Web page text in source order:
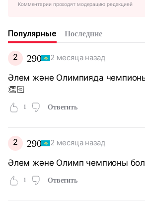
Комментарии проходят модерацию редакцией
Популярные Последние
2 290 2 месяца назад
Әлем және Олимпияда
👏🏻
1 Ответить
2 290 2 месяца назад
Әлем және Олимп чемпионы
1 Ответить